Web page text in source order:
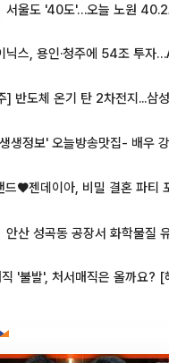
서울도 '40도'…오늘 노원 40.2도
안산 성곡동 공장서 화학물질 유출 사고